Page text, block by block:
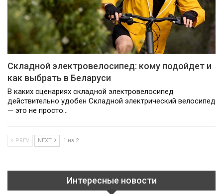
Складной электровелосипед: кому подойдет и
как выбрать в Беларуси
В каких сценариях складной электровелосипед
действительно удобен Складной электрический велосипед
— это не просто…
PREV NEXT 1 из 2
Интересные новости